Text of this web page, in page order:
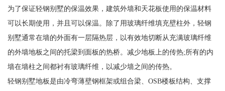
为了保证轻钢别墅的保温效果，建筑外墙和天花板使用的保温材料
可以长期使用，并且可以保温。除了用玻璃纤维填充壁柱外，轻钢
别墅通常在墙的外面有一层隔热层，以有效地切断从充满玻璃纤维
的外墙地板之间的托梁到面板的热桥。减少地板上的传热;所有的内
墙在墙柱之间都衬有玻璃纤维，以减少墙之间的传热。
轻钢别墅地板是由冷弯薄壁钢框架或组合梁、OSB楼板结构、支撑